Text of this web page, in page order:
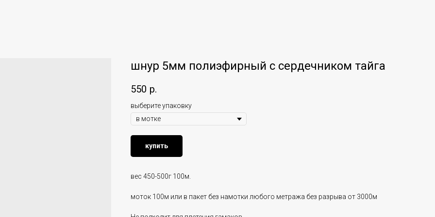
шнур 5мм полиэфирный с сердечником тайга
550 р.
выберите упаковку
купить
вес 450-500г 100м.
моток 100м или в пакет без намотки любого метража без разрыва от 3000м